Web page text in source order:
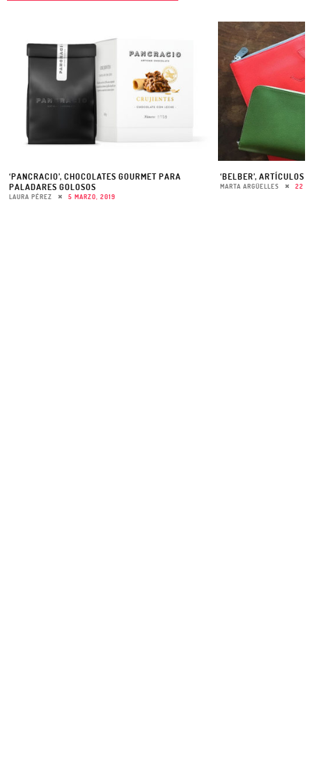
‘PANCRACIO’, CHOCOLATES GOURMET PARA
PALADARES GOLOSOS
LAURA PÉREZ 5 MARZO, 2019
‘BELBER’, ARTÍCULOS
MARTA ARGÜELLES 22